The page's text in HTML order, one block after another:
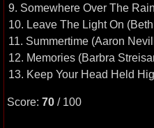
9. Somewhere Over The
10. Leave The Light On
11. Summertime (Aaron
12. Memories (Barbra
13. Keep Your Head Held
Score: 70 / 100